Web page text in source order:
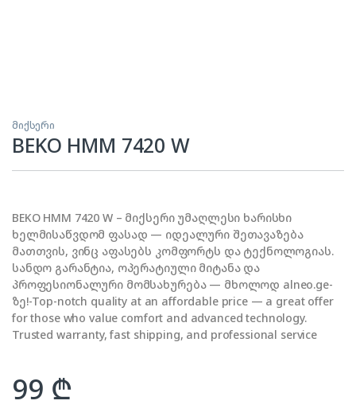
მიქსერი
BEKO HMM 7420 W
BEKO HMM 7420 W – მიქსერი უმაღლესი ხარისხი
ხელმისაწვდომ ფასად — იდეალური შეთავაზება
მათთვის, ვინც აფასებს კომფორტს და ტექნოლოგიას.
სანდო გარანტია, ოპერატიული მიტანა და
პროფესიონალური მომსახურება — მხოლოდ alneo.ge-
ზე!-Top-notch quality at an affordable price — a great offer
for those who value comfort and advanced technology.
Trusted warranty, fast shipping, and professional service
99 ₾